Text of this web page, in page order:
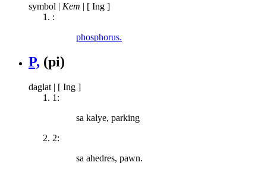
symbol | Kem | [ Ing ]
:
phosphorus.
P, (pi)
daglat | [ Ing ]
1:
sa kalye, parking
2:
sa ahedres, pawn.